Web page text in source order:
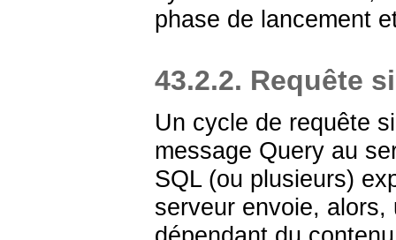
phase de lancement
43.2.2. Requête
Un cycle de requête
message Query au
SQL (ou plusieurs)
serveur envoie,